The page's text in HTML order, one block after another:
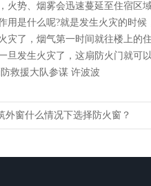
火势、烟雾会迅速蔓延至住宿区
用是什么呢?就是发生火灾的时
灾了，烟气第一时间就往楼上的
旦发生火灾了，这扇防火门就可
援大队参谋 许波波
外窗什么情况下选择防火窗？